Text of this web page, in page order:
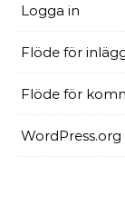
Logga in
Flöde för
Flöde för
WordPress.org